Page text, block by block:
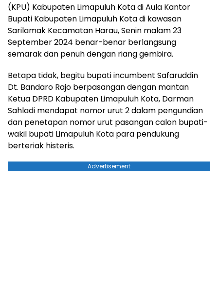
(KPU) Kabupaten Limapuluh Kota di Aula Kantor
Bupati Kabupaten Limapuluh Kota di kawasan
Sarilamak Kecamatan Harau, Senin malam 23
September 2024 benar-benar berlangsung
semarak dan penuh dengan riang gembira.
Betapa tidak, begitu bupati incumbent Safaruddin
Dt. Bandaro Rajo berpasangan dengan mantan
Ketua DPRD Kabupaten Limapuluh Kota, Darman
Sahladi mendapat nomor urut 2 dalam pengundian
dan penetapan nomor urut pasangan calon bupati-
wakil bupati Limapuluh Kota para pendukung
berteriak histeris.
Advertisement